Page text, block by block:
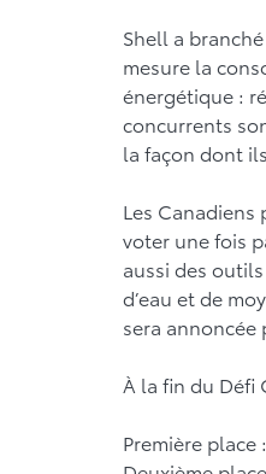
Shell a
mesure la
énergétique :
concurrents
la façon dont
Les
voter une fois
aussi des
d’eau et de
sera annoncée
À la fin du Défi
Première